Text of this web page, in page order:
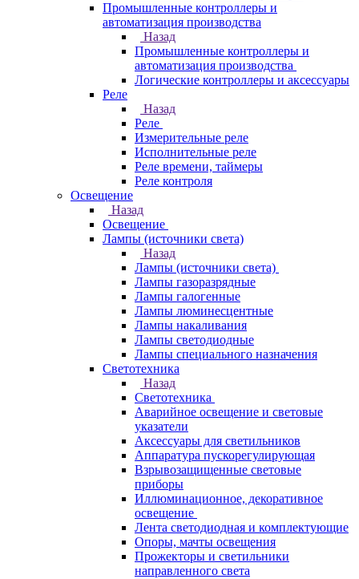
Промышленные контроллеры и
автоматизация производства
Назад
Промышленные контроллеры и
автоматизация производства
Логические контроллеры и аксессуары
Реле
Назад
Реле
Измерительные реле
Исполнительные реле
Реле времени, таймеры
Реле контроля
Освещение
Назад
Освещение
Лампы (источники света)
Назад
Лампы (источники света)
Лампы газоразрядные
Лампы галогенные
Лампы люминесцентные
Лампы накаливания
Лампы светодиодные
Лампы специального назначения
Светотехника
Назад
Светотехника
Аварийное освещение и световые
указатели
Аксессуары для светильников
Аппаратура пускорегулирующая
Взрывозащищенные световые
приборы
Иллюминационное, декоративное
освещение
Лента светодиодная и комплектующие
Опоры, мачты освещения
Прожекторы и светильники
направленного света